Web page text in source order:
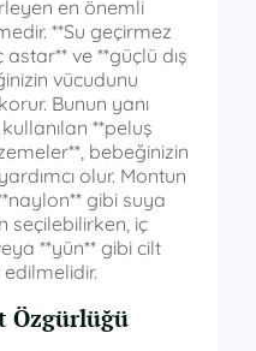
en önemli
**Su geçirmez
ve **güçlü dış
vücudunu
Bunun yanı
**peluş
bebeğinizin
olur. Montun
gibi suya
seçilebilirken, iç
**yün** gibi cilt
Özgürlüğü